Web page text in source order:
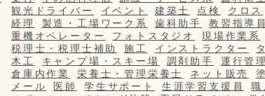
観光ドライバー
イベント 建築士 点検 クロス
経理
製造・工場ワーク系 歯科助手 教習指導員
重機オペレーター
フォトスタジオ 現場作業系
税理士・税理士補助
施工 インストラクター
木工
キャンプ場・スキー場 調剤助手 運行管理
倉庫内作業
栄養士・管理栄養士 ネット販売
メール
医師 学生サポート 生涯学習支援員
職